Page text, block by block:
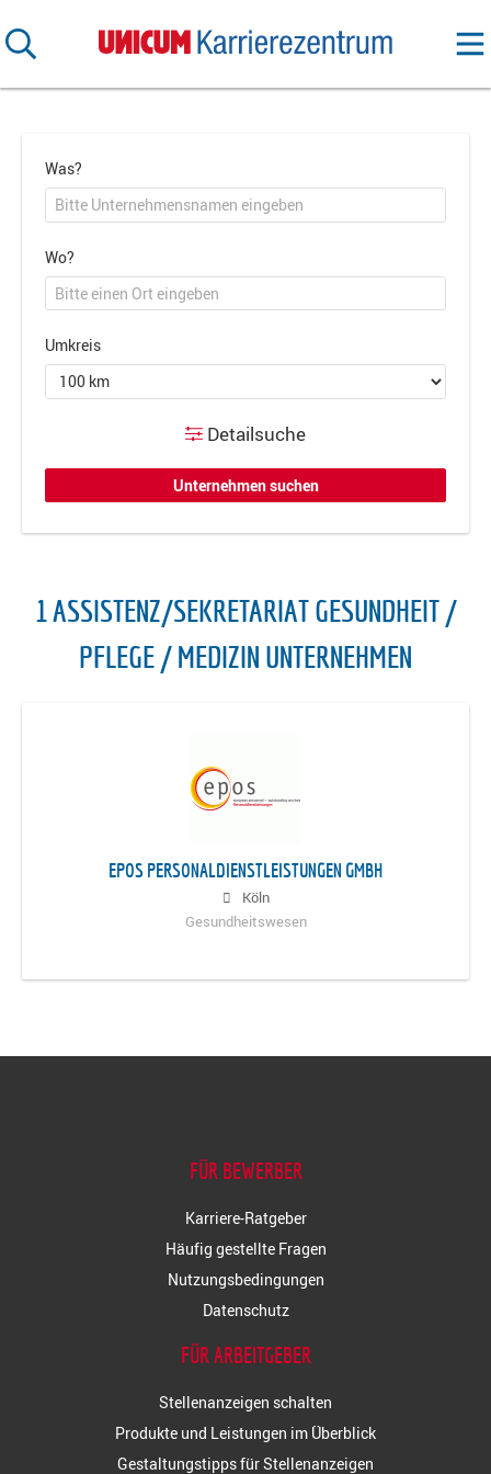
Was?
Wo?
Umkreis
Detailsuche
1 ASSISTENZ/SEKRETARIAT GESUNDHEIT /
PFLEGE / MEDIZIN UNTERNEHMEN
EPOS PERSONALDIENSTLEISTUNGEN GMBH
Köln
Gesundheitswesen
FÜR BEWERBER
Karriere-Ratgeber
Häufig gestellte Fragen
Nutzungsbedingungen
Datenschutz
FÜR ARBEITGEBER
Stellenanzeigen schalten
Produkte und Leistungen im Überblick
Gestaltungstipps für Stellenanzeigen